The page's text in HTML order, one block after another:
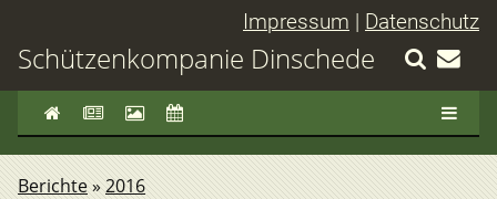
Impressum | Datenschutz
Schützenkompanie Dinschede
Berichte»2016